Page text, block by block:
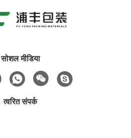
सोशल मीडिया
त्वरित संपर्क